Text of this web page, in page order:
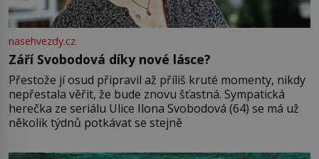
nasehvezdy.cz
Září Svobodová díky nové lásce?
Přestože jí osud připravil až příliš kruté momenty, nikdy
nepřestala věřit, že bude znovu šťastná. Sympatická
herečka ze seriálu Ulice Ilona Svobodová (64) se má už
několik týdnů potkávat se stejně